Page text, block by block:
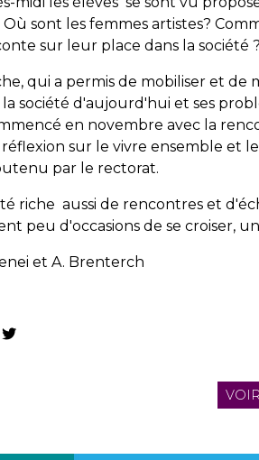
Où sont les femmes artistes?
sur leur place dans la société ?
qui a permis de mobiliser et
société d'aujourd'hui et ses
en novembre avec la
sur le vivre ensemble et
par le rectorat.
riche aussi de rencontres et
peu d'occasions de se croiser,
et A. Brenterch